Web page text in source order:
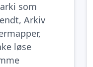
som
Arkiv
løse